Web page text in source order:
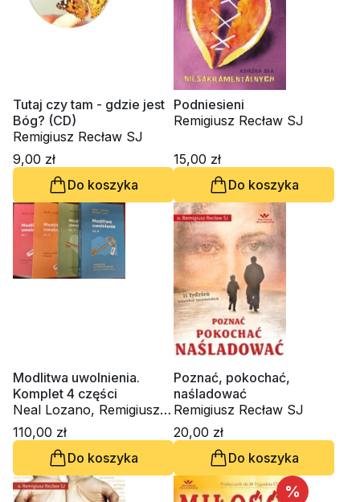
Tutaj czy tam - gdzie jest
Bóg? (CD)
Remigiusz Recław SJ
9,00 zł
Do koszyka
Podniesieni
Remigiusz Recław SJ
15,00 zł
Do koszyka
Modlitwa uwolnienia.
Komplet 4 części
Neal Lozano, Remigiusz
Recław SJ
110,00 zł
Do koszyka
Poznać, pokochać,
naśladować
Remigiusz Recław SJ
20,00 zł
Do koszyka
%